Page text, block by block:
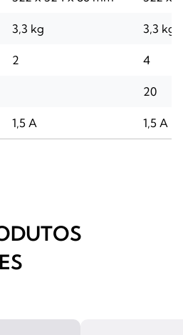
3,3 kg 3,3 kg
2 4
20
1,5 A 1,5 A